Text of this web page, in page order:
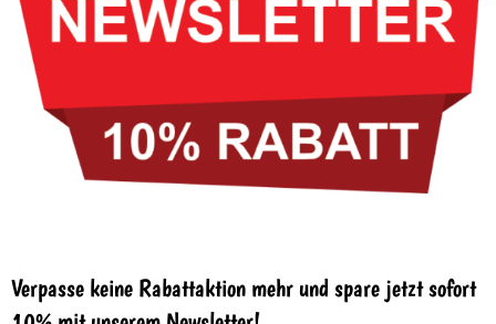
Verpasse keine Rabattaktion mehr und spare jetzt sofort